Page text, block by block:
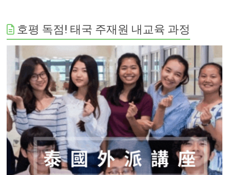
호평 독점! 태국 주재원 내교육 과정